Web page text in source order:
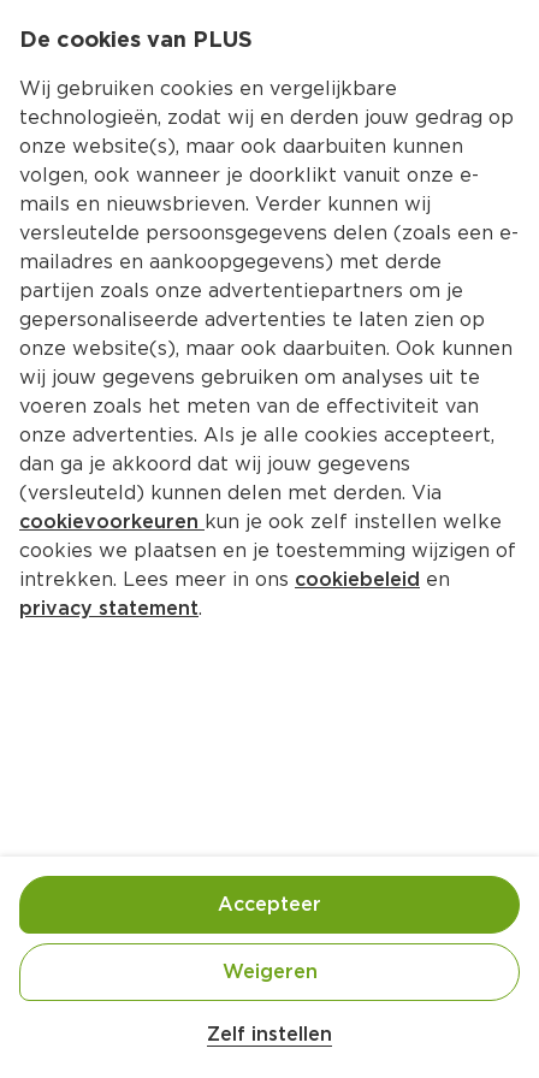
Kies jouw
Ingrediënten Bereiding
De cookies van PLUS
Wij gebruiken cookies en vergelijkbare
technologieën, zodat wij en derden jouw gedrag op
onze website(s), maar ook daarbuiten kunnen
volgen, ook wanneer je doorklikt vanuit onze e-
mails en nieuwsbrieven. Verder kunnen wij
versleutelde persoonsgegevens delen (zoals een e-
mailadres en aankoopgegevens) met derde
partijen zoals onze advertentiepartners om je
gepersonaliseerde advertenties te laten zien op
onze website(s), maar ook daarbuiten. Ook kunnen
wij jouw gegevens gebruiken om analyses uit te
voeren zoals het meten van de effectiviteit van
onze advertenties. Als je alle cookies accepteert,
dan ga je akkoord dat wij jouw gegevens
(versleuteld) kunnen delen met derden. Via
cookievoorkeuren kun je ook zelf instellen welke
cookies we plaatsen en je toestemming wijzigen of
intrekken. Lees meer in ons cookiebeleid en
privacy statement.
Zelf instellen
Weigeren
Accepteer